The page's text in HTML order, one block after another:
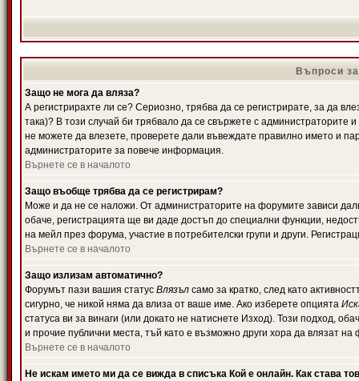
Въпроси
Защо не мога да вляза?
А регистрирахте ли се? Сериозно, трябва да се регистрирате, за да
така)? В този случай би трябвало да се свържете с администраторите
не можете да влезете, проверете дали въвеждате правилно името и
администраторите за повече информация.
Върнете се в началото
Защо въобще трябва да се регистрирам?
Може и да не се наложи. От администраторите на форумите зависи
обаче, регистрацията ще ви даде достъп до специални функции,
на мейл през форума, участие в потребителски групи и други.
Върнете се в началото
Защо излизам автоматично?
Форумът пази вашия статус Влязъл само за кратко, след като
сигурно, че никой няма да влиза от ваше име. Ако изберете опцията
статуса ви за винаги (или докато не натиснете Изход). Този подход,
и прочие публични места, тъй като е възможно други хора да влязат
Върнете се в началото
Не искам името ми да се вижда в списъка Кой е онлайн. Как става